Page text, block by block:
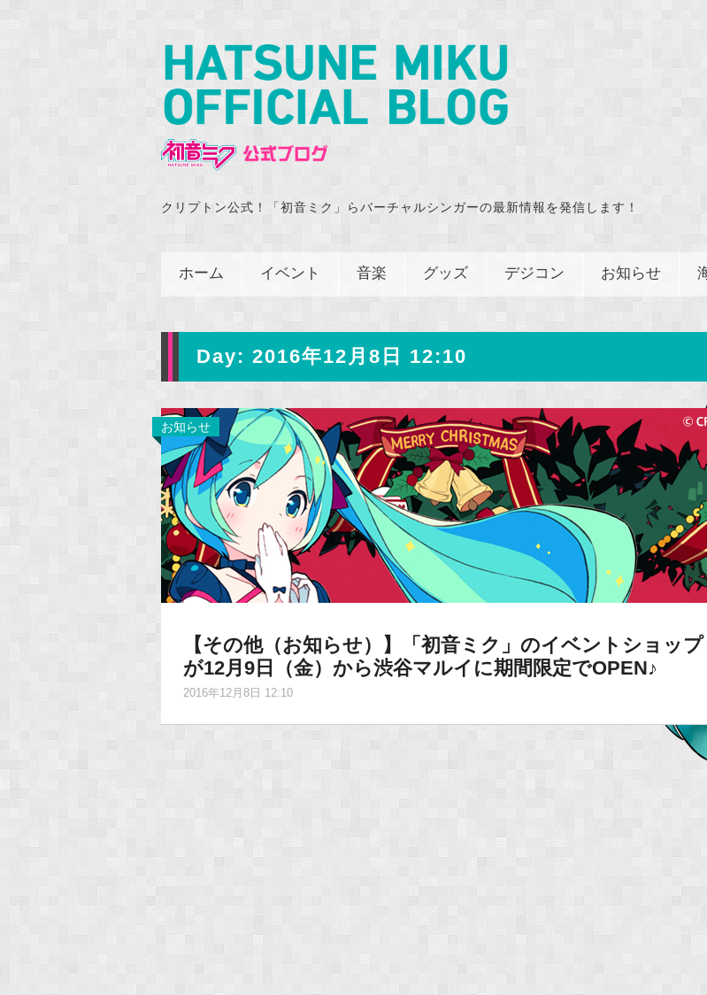
クリプトン公式！「初音ミク」らバーチャルシンガーの最新情報を発信します！
ホーム イベント 音楽 グッズ デジコン お知らせ
Day: 2016年12月8日 12:10
お知らせ
【その他（お知らせ）】「初音ミク」のイベントショップ
が12月9日（金）から渋谷マルイに期間限定でOPEN♪
2016年12月8日 12:10